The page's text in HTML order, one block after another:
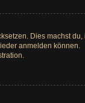
Dies machst
anmelden können.